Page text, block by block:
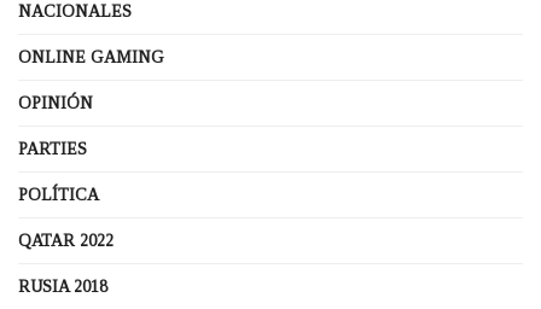
NACIONALES
ONLINE GAMING
OPINIÓN
PARTIES
POLÍTICA
QATAR 2022
RUSIA 2018